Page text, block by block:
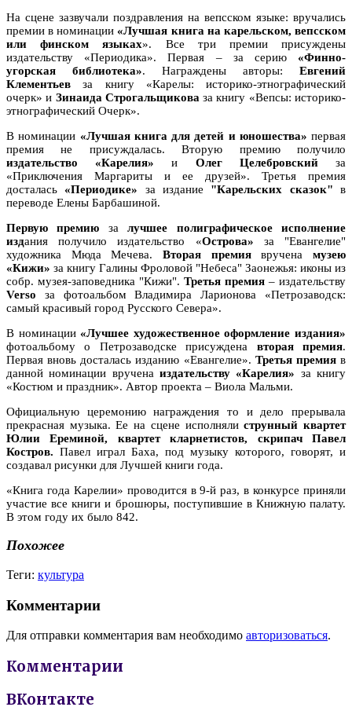
На сцене зазвучали поздравления на вепсском языке: вручались
премии в номинации«Лучшая книга на карельском, вепсском
или финском языках». Все три премии присуждены
издательству «Периодика». Первая – за серию «Финно-
угорская библиотека». Награждены авторы: Евгений
Клементьев за книгу «Карелы: историко-этнографический
очерк» и Зинаида Строгальщикова за книгу «Вепсы: историко-
этнографический Очерк».
В номинации «Лучшая книга для детей и юношества» первая
премия не присуждалась. Вторую премию получило
издательство «Карелия» и Олег Целебровскийза
«Приключения Маргариты и ее друзей». Третья премия
досталась«Периодике» за издание "Карельских сказок" в
переводе Елены Барбашиной.
Первую премию залучшее полиграфическое исполнение
издания получило издательство «Острова» за "Евангелие"
художника Мюда Мечева. Вторая премияврученамузею
«Кижи» за книгу Галины Фроловой "Небеса" Заонежья: иконы из
собр. музея-заповедника "Кижи". Третья премия – издательству
Verso за фотоальбом Владимира Ларионова «Петрозаводск:
самый красивый город Русского Севера».
В номинации«Лучшее художественное оформление издания»
фотоальбому о Петрозаводске присуждена вторая премия.
Первая вновь досталась изданию «Евангелие». Третья премияв
данной номинации вручена издательству «Карелия» за книгу
«Костюм и праздник». Автор проекта – Виола Мальми.
Официальную церемонию награждения то и дело прерывала
прекрасная музыка. Ее на сцене исполнялиструнный квартет
Юлии Ереминой, квартет кларнетистов, скрипач Павел
Костров. Павел играл Баха, под музыку которого, говорят, и
создавал рисунки для Лучшей книги года.
«Книга года Карелии» проводится в 9-й раз, в конкурсе приняли
участие все книги и брошюры, поступившие в Книжную палату.
В этом году их было 842.
Похожее
Теги: культура
Комментарии
Для отправки комментария вам необходимо авторизоваться.
Комментарии
ВКонтакте